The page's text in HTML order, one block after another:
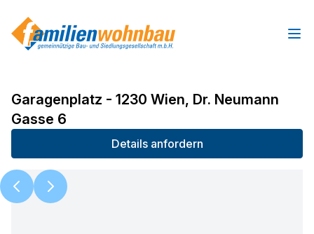
Garagenplatz - 1230 Wien, Dr. Neumann
Gasse 6
Details anfordern